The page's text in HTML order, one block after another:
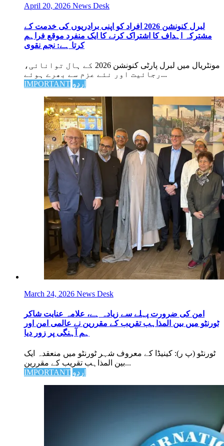
April 20, 2026 News Desk
لبرل کنونشن 2026 افراد کو اپنی برادریوں کی خدمت کے
مشترکہ اہداف کا اشتراک کرنے کا ایک منفرد موقع فراہم
کرتا ہے: نجم نقوی
مونٹریال میں لبرل پارٹی کنونشن 2026 کے ہال توانائی،
رجائیت اور نئے عزم سے بھرے ہوئے...
IMPORTANT اردو
March 24, 2026 News Desk
امن کی ضرورت پہلے سے زیادہ ہے، علامہ عنایت شاکر
ٹورنٹو میں بین المذاہب تقریب کے مقررین نے عالمی امن اور
ہم آہنگی پر زور دیا
ٹورنٹو (پ ر): کینیڈا کے معروف شہر ٹورنٹو میں منعقدہ ایک
بین المذاہب تقریب کے مقررین...
IMPORTANT اردو